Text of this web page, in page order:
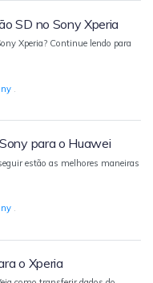
conectado
SD no Sony Xperia
Xperia? Continue lendo para
para o Huawei
estão as melhores maneiras
.
o Xperia